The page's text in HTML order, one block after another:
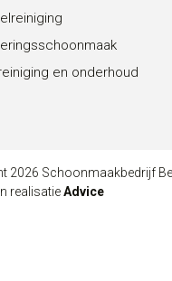
en onderhoud
2026 Schoonmaakbedrijf
realisatieAdvice